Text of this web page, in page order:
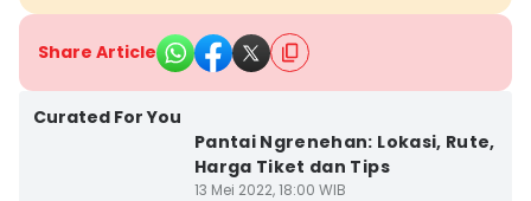
Share Article
Curated For You
Pantai Ngrenehan: Lokasi, Rute,
Harga Tiket dan Tips
13 Mei 2022, 18:00 WIB